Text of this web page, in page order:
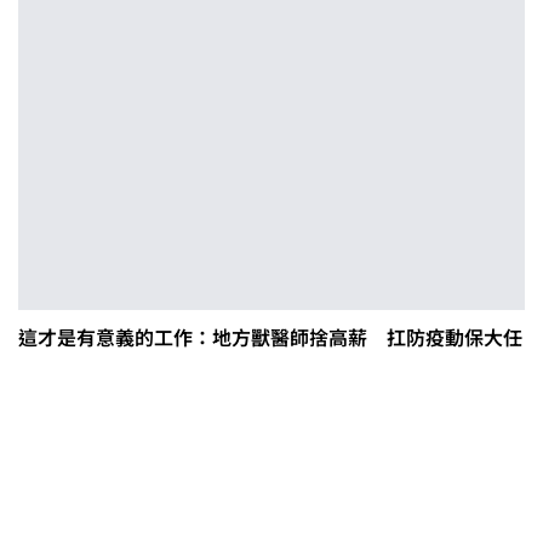
這才是有意義的工作：地方獸醫師捨高薪 扛防疫動保大任